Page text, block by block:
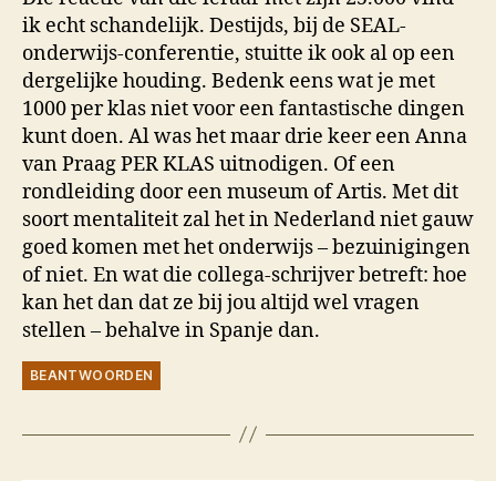
ik echt schandelijk. Destijds, bij de SEAL-
onderwijs-conferentie, stuitte ik ook al op een
dergelijke houding. Bedenk eens wat je met
1000 per klas niet voor een fantastische dingen
kunt doen. Al was het maar drie keer een Anna
van Praag PER KLAS uitnodigen. Of een
rondleiding door een museum of Artis. Met dit
soort mentaliteit zal het in Nederland niet gauw
goed komen met het onderwijs – bezuinigingen
of niet. En wat die collega-schrijver betreft: hoe
kan het dan dat ze bij jou altijd wel vragen
stellen – behalve in Spanje dan.
BEANTWOORDEN